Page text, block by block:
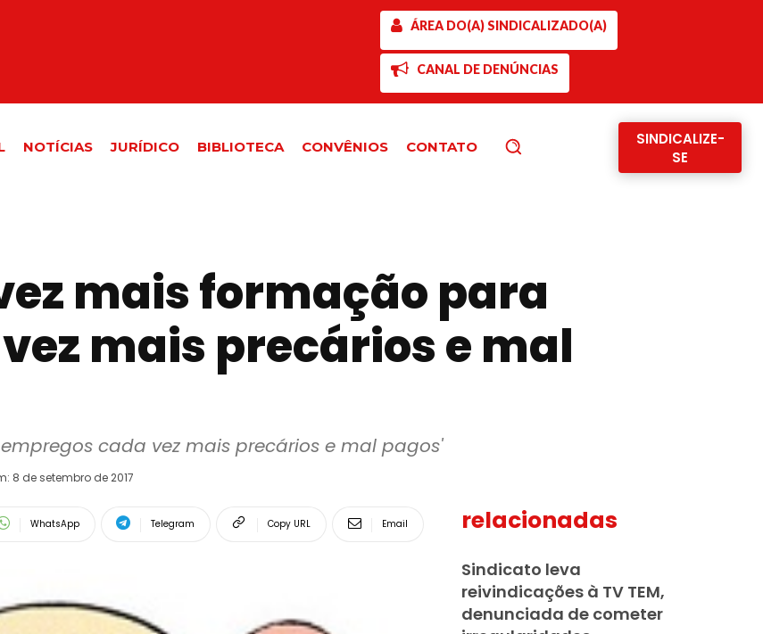
ÁREA DO(A) SINDICALIZADO(A)
CANAL DE DENÚNCIAS
NOTÍCIAS JURÍDICO BIBLIOTECA CONVÊNIOS CONTATO
SINDICALIZE-
SE
mais formação para
mais precários e mal
cada vez mais precários e mal pagos'
8 de setembro de 2017
WhatsApp Telegram Copy URL Email relacionadas
Sindicato leva
reivindicações à TV TEM,
denunciada de cometer